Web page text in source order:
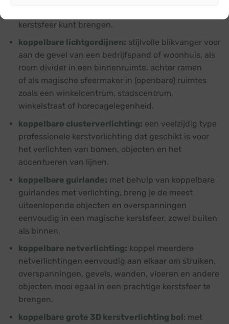
kerstsfeer kunt brengen.
koppelbare lichtgordijnen: stijlvolle blikvanger voor
aan de gevel van een bedrijfspand of woonhuis, als
room divider in een binnenruimte, achter ramen
of als magische sfeermaker in (openbare) ruimtes
zoals een winkelcentrum, stadscentrum,
winkelstraat of horecagelegenheid.
koppelbare clusterverlichting: een veelzijdig type
professionele kerstverlichting dat geschikt is voor
het verlichten van bomen, objecten en het
accentueren van lijnen.
koppelbare guirlande: met behulp van koppelbare
guirlandes met verlichting, breng je de meest
uiteenlopende objecten en overspanningen
eenvoudig in een magische kerstsfeer, zowel buiten
als binnen.
koppelbare netverlichting: koppel meerdere
netverlichtingen eenvoudig aan elkaar om struiken,
overspanningen, gevels, wanden, vloeren en andere
objecten mooi egaal in een prachtige kerstsfeer te
brengen.
koppelbare grote 3D kerstverlichting bol: met